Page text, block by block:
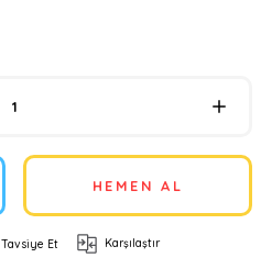
HEMEN AL
Tavsiye Et Karşılaştır